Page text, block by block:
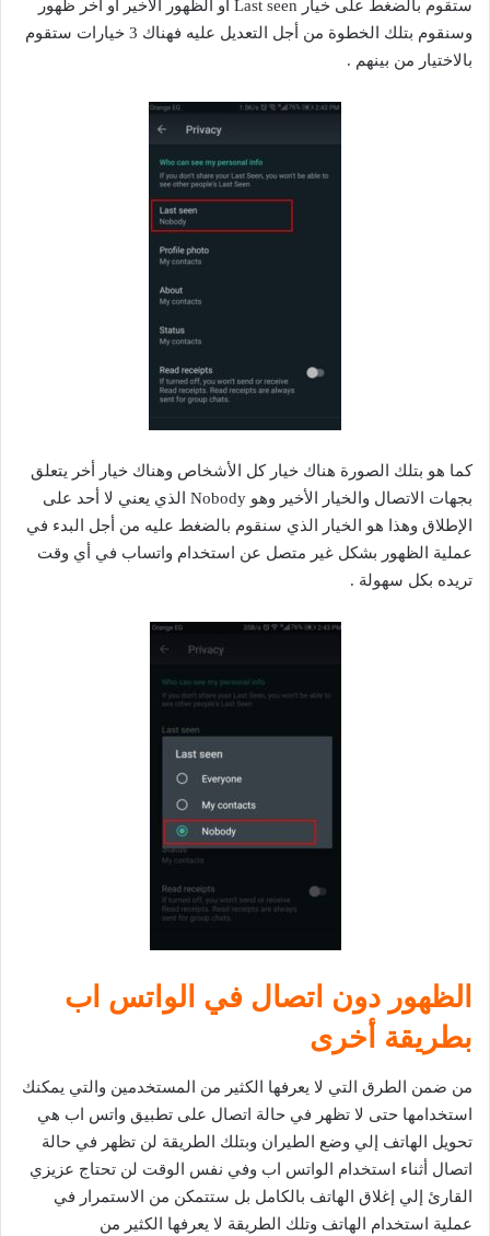
ستقوم بالضغط على خيار Last seen أو الظهور الأخير أو أخر ظهور
وسنقوم بتلك الخطوة من أجل التعديل عليه فهناك 3 خيارات ستقوم
بالاختيار من بينهم .
كما هو بتلك الصورة هناك خيار كل الأشخاص وهناك خيار أخر يتعلق
بجهات الاتصال والخيار الأخير وهو Nobody الذي يعني لا أحد على
الإطلاق وهذا هو الخيار الذي سنقوم بالضغط عليه من أجل البدء في
عملية الظهور بشكل غير متصل عن استخدام واتساب في أي وقت
تريده بكل سهولة .
الظهور دون اتصال في الواتس اب
بطريقة أخرى
من ضمن الطرق التي لا يعرفها الكثير من المستخدمين والتي يمكنك
استخدامها حتى لا تظهر في حالة اتصال على تطبيق واتس اب هي
تحويل الهاتف إلي وضع الطيران وبتلك الطريقة لن تظهر في حالة
اتصال أثناء استخدام الواتس اب وفي نفس الوقت لن تحتاج عزيزي
القارئ إلي إغلاق الهاتف بالكامل بل ستتمكن من الاستمرار في
عملية استخدام الهاتف وتلك الطريقة لا يعرفها الكثير من